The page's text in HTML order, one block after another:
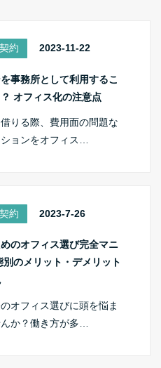
約 2023-11-22
事務所として利用するこ
オフィス化の注意点
りる際、費用面の問題な
ションをオフィス…
約 2023-7-26
のオフィス選び完全マニ
別のメリット・デメリット
オフィス選びに頭を悩ま
か？働き方が多…